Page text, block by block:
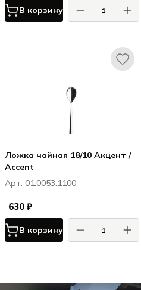
В корзину
Ложка чайная 18/10 Акцент /
Accent
Арт. 01.0053.1100
630 ₽
В корзину